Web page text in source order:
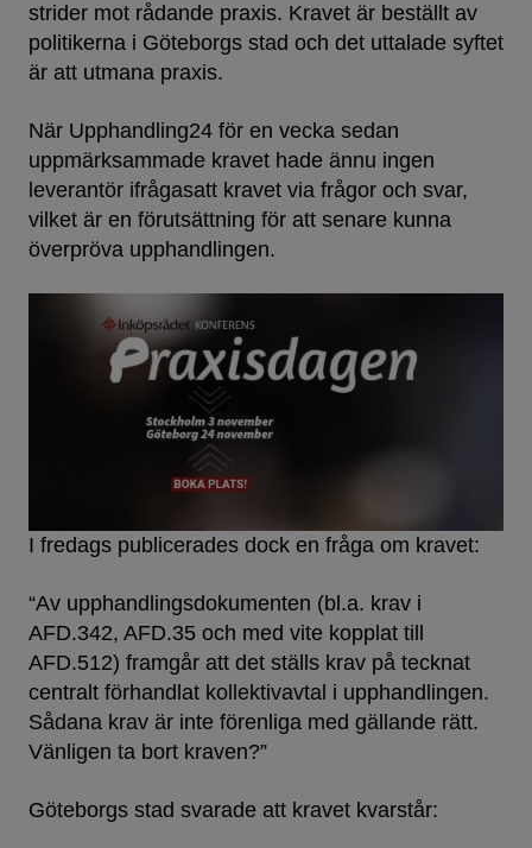
strider mot rådande praxis. Kravet är beställt av
politikerna i Göteborgs stad och det uttalade syftet
är att utmana praxis.
När Upphandling24 för en vecka sedan
uppmärksammade kravet hade ännu ingen
leverantör ifrågasatt kravet via frågor och svar,
vilket är en förutsättning för att senare kunna
överpröva upphandlingen.
I fredags publicerades dock en fråga om kravet:
“Av upphandlingsdokumenten (bl.a. krav i
AFD.342, AFD.35 och med vite kopplat till
AFD.512) framgår att det ställs krav på tecknat
centralt förhandlat kollektivavtal i upphandlingen.
Sådana krav är inte förenliga med gällande rätt.
Vänligen ta bort kraven?”
Göteborgs stad svarade att kravet kvarstår: